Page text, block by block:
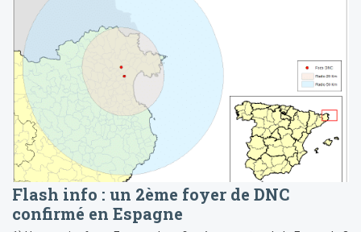
Flash info : un 2ème foyer de DNC
confirmé en Espagne